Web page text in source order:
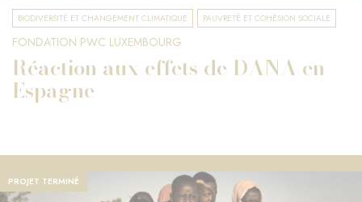
BIODIVERSITÉ ET CHANGEMENT CLIMATIQUE PAUVRETÉ ET COHÉSION SOCIALE
FONDATION PWC LUXEMBOURG
Réaction aux effets de DANA en
Espagne
PROJET TERMINÉ